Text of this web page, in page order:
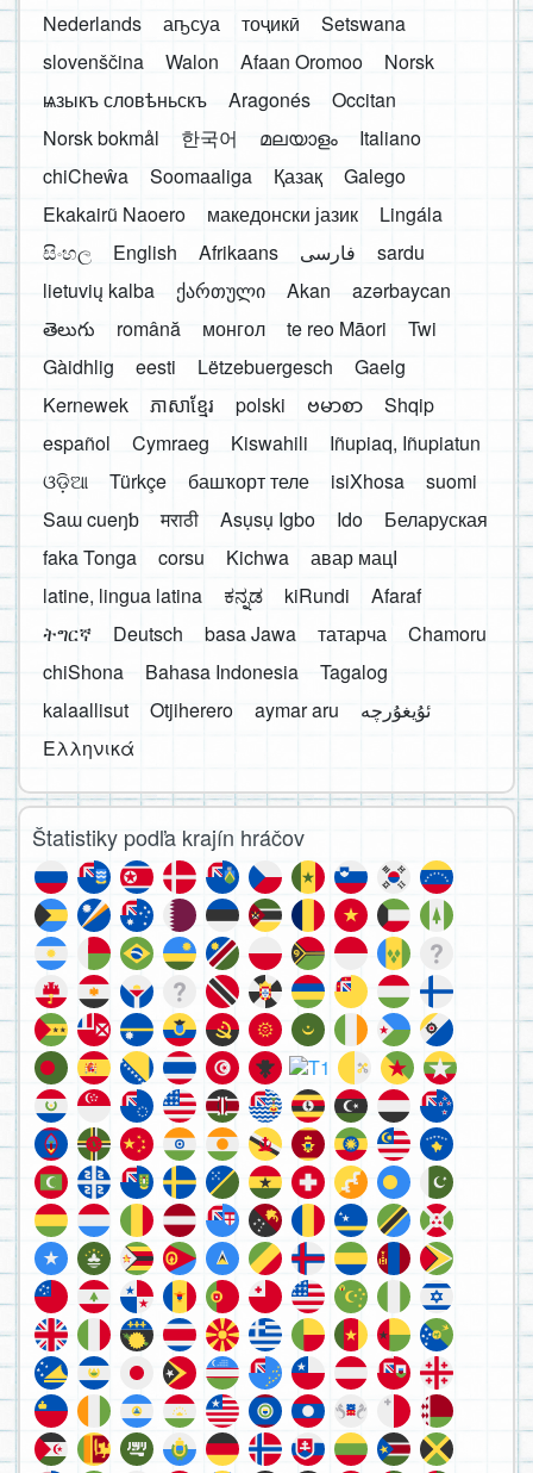
Nederlands
аҧсуа тоҷикӣ
Setswana
slovenščina
Walon Afaan Oromoo
Norsk
ѩзыкъ словѣньскъ
Aragonés
Occitan
Norsk bokmål
한국어 മലയാളം
Italiano
chiCheŵa
Soomaaliga Қазақ
Galego
Ekakairũ Naoero
македонски јазик
Lingála
සිංහල
English Afrikaans فارسی
sardu
lietuvių kalba
ქართული Akan
azərbaycan
తెలుగు
română монгол te reo Māori
Twi
Gàidhlig
eesti Lëtzebuergesch
Gaelg
Kernewek
ភាសាខ្មែរ polski ဗမာစာ
Shqip
español
Cymraeg Kiswahili
Iñupiaq, Iñupiatun
ଓଡ଼ିଆ
Türkçe башҡорт теле isiXhosa
suomi
Saɯ cueŋƅ
मराठी Asụsụ Igbo Ido
Беларуская
faka Tonga
corsu Kichwa
авар мацӀ
latine, lingua latina
ಕನ್ನಡ kiRundi
Afaraf
ትግርኛ
Deutsch basa Jawa татарча
Chamoru
chiShona
Bahasa Indonesia
Tagalog
kalaallisut
Otjiherero aymar aru
Ελληνικά
Štatistiky podľa krajín hráčov